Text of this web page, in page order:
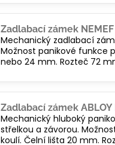
Zadlabací zámek
Mechanický zadlabací
Možnost panikové funkce
nebo 24 mm. Rozteč 72
Zadlabací zámek ABLOY
Mechanický hluboký
střelkou a závorou.
koulí. Čelní lišta 20 mm.